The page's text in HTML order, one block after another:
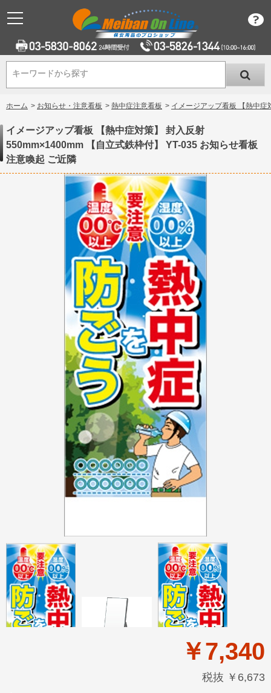
キーワードから探す
キーワードから探す
ホーム > お知らせ・注意看板 > 熱中症注意看板 > イメージアップ看板 【熱中
イメージアップ看板 【熱中症対策】 封入反射
550mm×1400mm 【自立式鉄枠付】 YT-035 お知らせ看板
注意喚起 ご近隣
￥7,340
税抜 ￥6,673